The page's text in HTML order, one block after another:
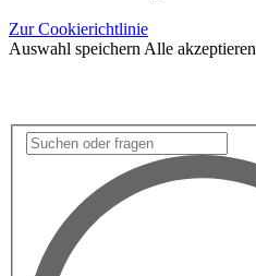
Zur Cookierichtlinie
Auswahl speichern Alle akzeptieren